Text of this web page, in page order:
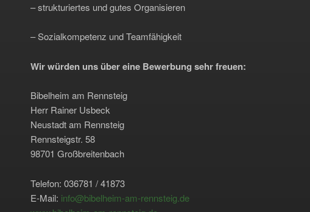
– strukturiertes und gutes Organisieren
– Sozialkompetenz und Teamfähigkeit
Wir würden uns über eine Bewerbung sehr freuen:
Bibelheim am Rennsteig
Herr Rainer Usbeck
Neustadt am Rennsteig
Rennsteigstr. 58
98701 Großbreitenbach
Telefon: 036781 / 41873
E-Mail: info@bibelheim-am-rennsteig.de